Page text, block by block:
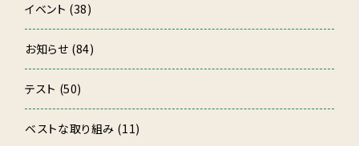
イベント (38)
お知らせ (84)
テスト (50)
ベストな取り組み (11)